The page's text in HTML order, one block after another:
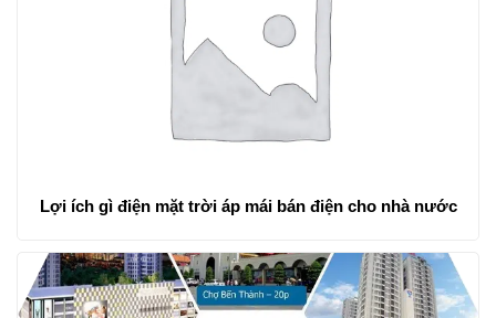
Lợi ích gì điện mặt trời áp mái bán điện cho nhà nước